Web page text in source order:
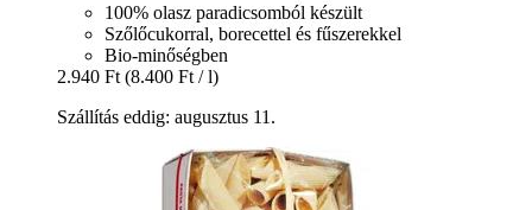
100% olasz paradicsomból készült
Szőlőcukorral, borecettel és fűszerekkel
Bio-minőségben
2.940 Ft (8.400 Ft / l)
Szállítás eddig: augusztus 11.